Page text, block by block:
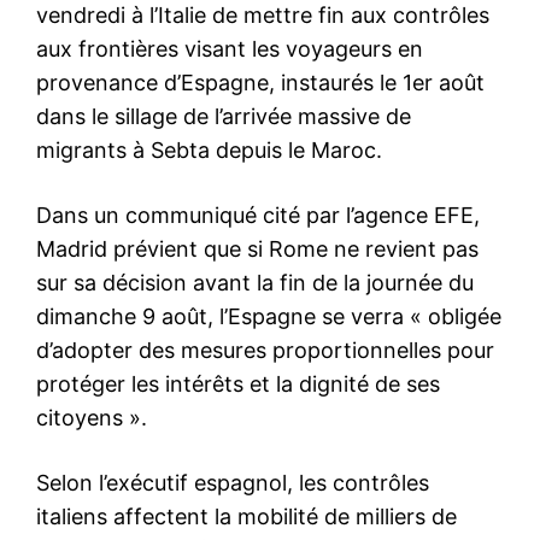
Mon compte
Related
Mayssa Salama Ennaji rejoint
Benabdallah
1 October 2025
In "Politique"
Mayssa Salama Ennaji
annonce sa candidature aux
législatives 2026
14 September 2025
Mossad démasquée
Dans un climat déjà marqué